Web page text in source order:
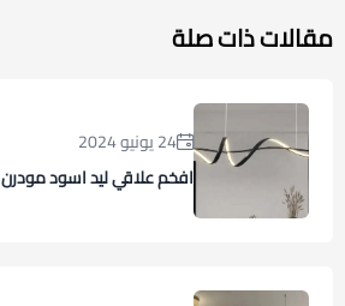
مقالات ذات صلة
24 يونيو 2024
افخم علاقي ليد اسود مودرن 90 سم من بلاك لايت